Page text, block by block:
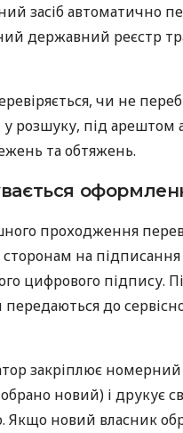
засіб автоматично
державний реєстр
чи не
у розшуку, під арештом
та обтяжень.
проходження
на
цифрового підпису.
до
закріплює номерний
новий) і друкує
Якщо новий власник